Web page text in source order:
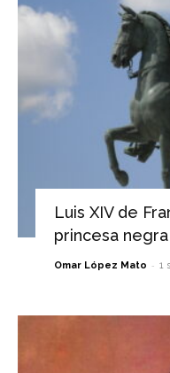
Luis XIV de
princesa negra
Omar López Mato - 1